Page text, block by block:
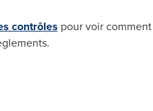
contrôles pour voir